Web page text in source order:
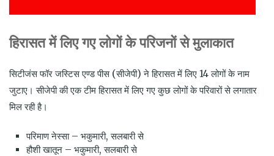
हिरासत में लिए गए लोगों के परिजनों से मुलाकात
सिटीजंस फॉर जस्टिस एण्ड पीस (सीजेपी) ने हिरासत में लिए 14 लोगों के नाम
जुटाए। सीजेपी की एक टीम हिरासत में लिए गए कुछ लोगों के परिवारों से लगातार
मिल रही है।
परिमाण नेस्सा – भकुमारी, सलबारी से
हौशी खातून – भकुमारी, सलबारी से